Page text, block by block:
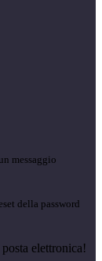
messaggio
della password
elettronica!